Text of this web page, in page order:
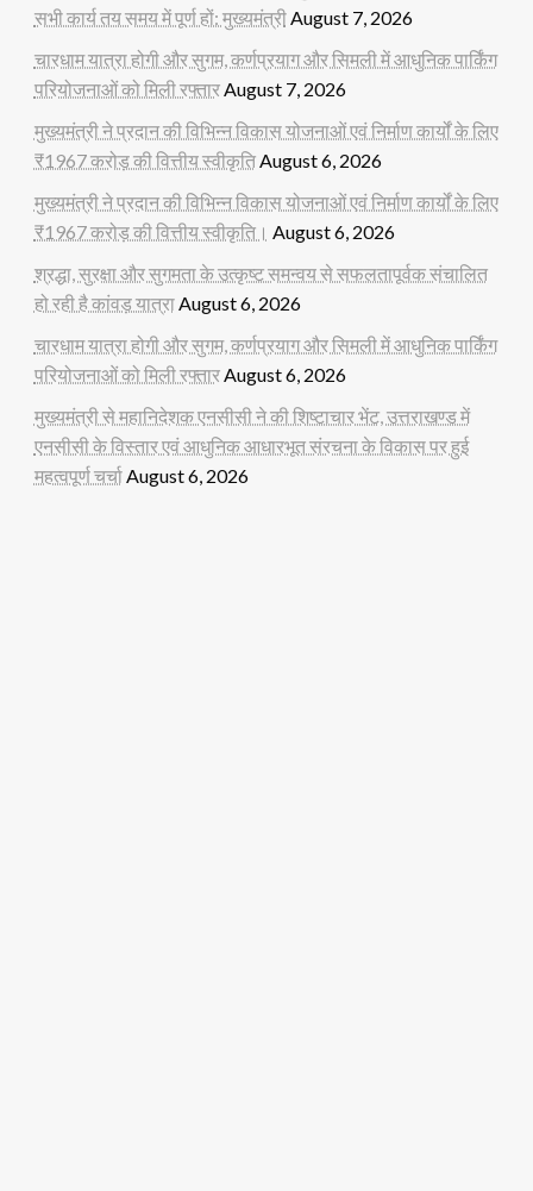
सभी कार्य तय समय में पूर्ण हों: मुख्यमंत्रीAugust 7, 2026
चारधाम यात्रा होगी और सुगम, कर्णप्रयाग और सिमली में आधुनिक पार्किंग
परियोजनाओं को मिली रफ्तारAugust 7, 2026
मुख्यमंत्री ने प्रदान की विभिन्न विकास योजनाओं एवं निर्माण कार्यों के लिए
₹1967 करोड़ की वित्तीय स्वीकृतिAugust 6, 2026
मुख्यमंत्री ने प्रदान की विभिन्न विकास योजनाओं एवं निर्माण कार्यों के लिए
₹1967 करोड़ की वित्तीय स्वीकृति। August 6, 2026
श्रद्धा, सुरक्षा और सुगमता के उत्कृष्ट समन्वय से सफलतापूर्वक संचालित
हो रही है कांवड़ यात्राAugust 6, 2026
चारधाम यात्रा होगी और सुगम, कर्णप्रयाग और सिमली में आधुनिक पार्किंग
परियोजनाओं को मिली रफ्तारAugust 6, 2026
मुख्यमंत्री से महानिदेशक एनसीसी ने की शिष्टाचार भेंट, उत्तराखण्ड में
एनसीसी के विस्तार एवं आधुनिक आधारभूत संरचना के विकास पर हुई
महत्वपूर्ण चर्चाAugust 6, 2026